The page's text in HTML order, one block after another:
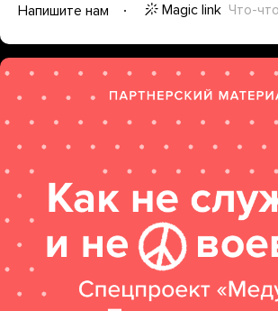
Напишите нам
Magic link Что-